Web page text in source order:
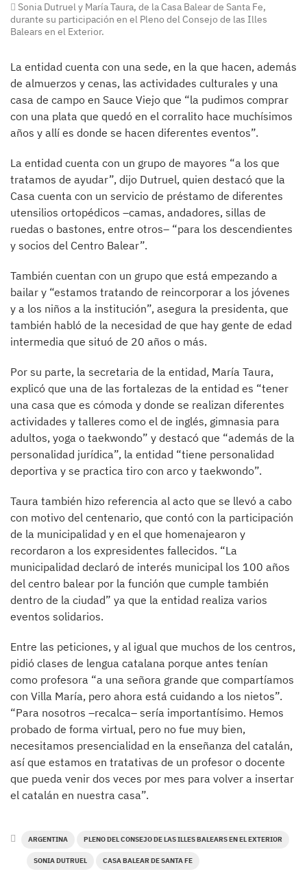
Sonia Dutruel y María Taura, de la Casa Balear de Santa Fe,
durante su participación en el Pleno del Consejo de las Illes
Balears en el Exterior.
La entidad cuenta con una sede, en la que hacen, además
de almuerzos y cenas, las actividades culturales y una
casa de campo en Sauce Viejo que “la pudimos comprar
con una plata que quedó en el corralito hace muchísimos
años y allí es donde se hacen diferentes eventos”.
La entidad cuenta con un grupo de mayores “a los que
tratamos de ayudar”, dijo Dutruel, quien destacó que la
Casa cuenta con un servicio de préstamo de diferentes
utensilios ortopédicos –camas, andadores, sillas de
ruedas o bastones, entre otros– “para los descendientes
y socios del Centro Balear”.
También cuentan con un grupo que está empezando a
bailar y “estamos tratando de reincorporar a los jóvenes
y a los niños a la institución”, asegura la presidenta, que
también habló de la necesidad de que hay gente de edad
intermedia que situó de 20 años o más.
Por su parte, la secretaria de la entidad, María Taura,
explicó que una de las fortalezas de la entidad es “tener
una casa que es cómoda y donde se realizan diferentes
actividades y talleres como el de inglés, gimnasia para
adultos, yoga o taekwondo” y destacó que “además de la
personalidad jurídica”, la entidad “tiene personalidad
deportiva y se practica tiro con arco y taekwondo”.
Taura también hizo referencia al acto que se llevó a cabo
con motivo del centenario, que contó con la participación
de la municipalidad y en el que homenajearon y
recordaron a los expresidentes fallecidos. “La
municipalidad declaró de interés municipal los 100 años
del centro balear por la función que cumple también
dentro de la ciudad” ya que la entidad realiza varios
eventos solidarios.
Entre las peticiones, y al igual que muchos de los centros,
pidió clases de lengua catalana porque antes tenían
como profesora “a una señora grande que compartíamos
con Villa María, pero ahora está cuidando a los nietos”.
“Para nosotros –recalca– sería importantísimo. Hemos
probado de forma virtual, pero no fue muy bien,
necesitamos presencialidad en la enseñanza del catalán,
así que estamos en tratativas de un profesor o docente
que pueda venir dos veces por mes para volver a insertar
el catalán en nuestra casa”.
ARGENTINA PLENO DEL CONSEJO DE LAS ILLES BALEARS EN EL EXTERIOR
SONIA DUTRUEL CASA BALEAR DE SANTA FE